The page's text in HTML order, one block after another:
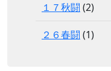
１７秋闘 (2)
２６春闘 (1)